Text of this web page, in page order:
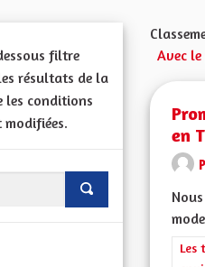
filtre
résultats de la
les conditions
modifiées.
Avec
en
Les